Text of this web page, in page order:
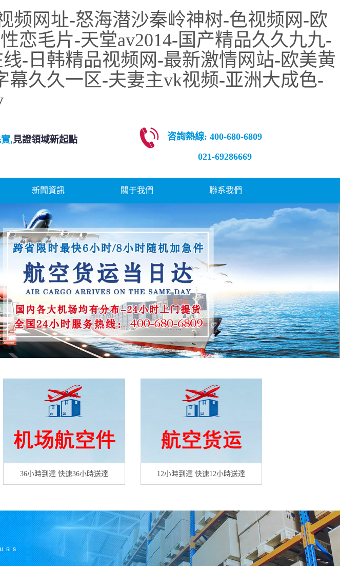
频网址-怒海潜沙秦岭神树-色视频网-欧
恋毛片-天堂av2014-国产精品久久九九-
-日韩精品视频网-最新激情网站-欧美黄
幕久久一区-夫妻主vk视频-亚洲大成色-
,見證領域新起點
咨詢熱線: 400-680-6809
021-69286669
新聞資訊 關于我們 聯系我們
36小時到達 快速36小時送達 12小時到達 快速12小時送達